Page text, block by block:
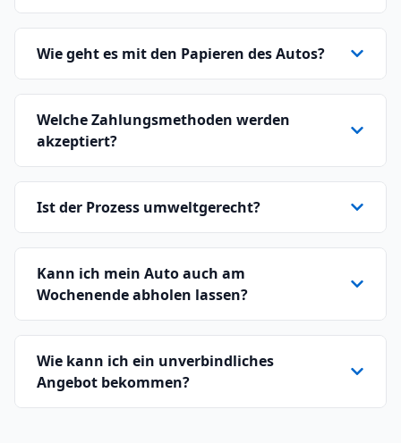
Wie geht es mit den Papieren des Autos?
Welche Zahlungsmethoden werden
akzeptiert?
Ist der Prozess umweltgerecht?
Kann ich mein Auto auch am
Wochenende abholen lassen?
Wie kann ich ein unverbindliches
Angebot bekommen?